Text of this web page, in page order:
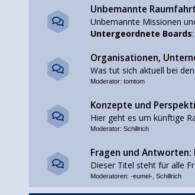
Unbemannte Raumfahrt
Unbemannte Missionen
Untergeordnete Boards:
Organisationen,
Was tut sich aktuell bei
Moderator: tomtom
Konzepte und
Hier geht es um künftige
Moderator: Schillrich
Fragen und Antworten:
Dieser Titel steht für alle
Moderatoren: -eumel-, Schillrich